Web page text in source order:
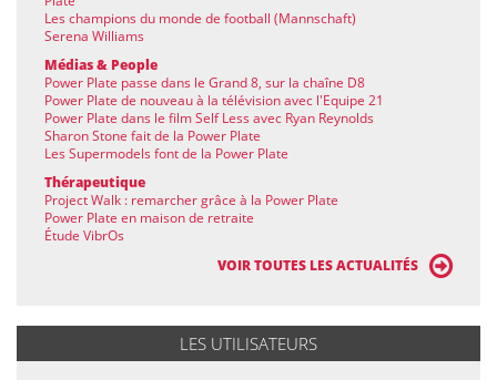
Les champions du monde de football (Mannschaft)
Serena Williams
Médias & People
Power Plate passe dans le Grand 8, sur la chaîne D8
Power Plate de nouveau à la télévision avec l'Equipe 21
Power Plate dans le film Self Less avec Ryan Reynolds
Sharon Stone fait de la Power Plate
Les Supermodels font de la Power Plate
Thérapeutique
Project Walk : remarcher grâce à la Power Plate
Power Plate en maison de retraite
Étude VibrOs
VOIR TOUTES LES ACTUALITÉS
LES UTILISATEURS